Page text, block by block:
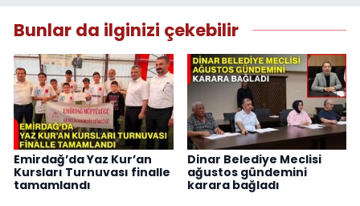
Bunlar da ilginizi çekebilir
Emirdağ’da Yaz Kur’an
Kursları Turnuvası finalle
tamamlandı
Dinar Belediye Meclisi
ağustos gündemini
karara bağladı